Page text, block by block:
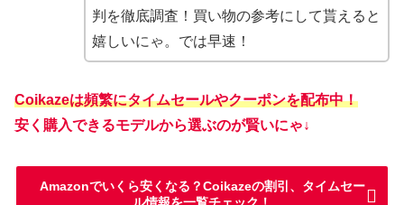
判を徹底調査！買い物の参考にして貰えると
嬉しいにゃ。では早速！
Coikazeは頻繁にタイムセールやクーポンを配布中！
安く購入できるモデルから選ぶのが賢いにゃ↓
Amazonでいくら安くなる？Coikazeの割引、タイムセー